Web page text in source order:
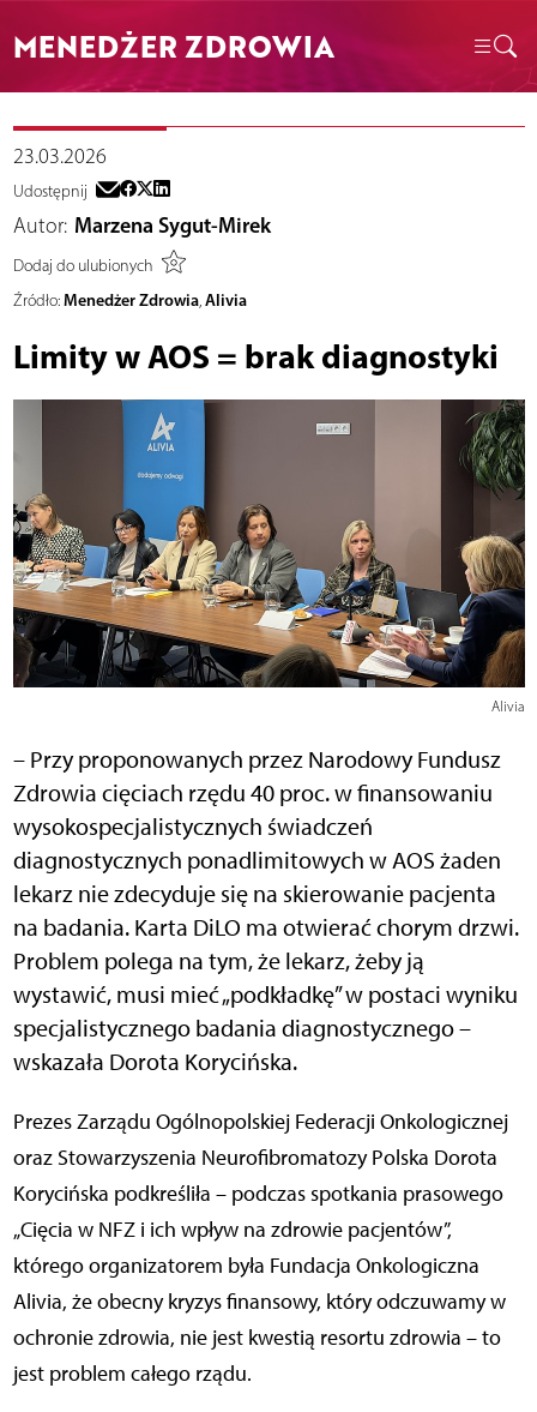
MENEDŻER ZDROWIA
23.03.2026
Udostępnij
Autor: Marzena Sygut-Mirek
Dodaj do ulubionych
Źródło: Menedżer Zdrowia,Alivia
Limity w AOS = brak diagnostyki
Alivia
– Przy proponowanych przez Narodowy Fundusz
Zdrowia cięciach rzędu 40 proc. w finansowaniu
wysokospecjalistycznych świadczeń
diagnostycznych ponadlimitowych w AOS żaden
lekarz nie zdecyduje się na skierowanie pacjenta
na badania. Karta DiLO ma otwierać chorym drzwi.
Problem polega na tym, że lekarz, żeby ją
wystawić, musi mieć „podkładkę” w postaci wyniku
specjalistycznego badania diagnostycznego –
wskazała Dorota Korycińska.
Prezes Zarządu Ogólnopolskiej Federacji Onkologicznej
oraz Stowarzyszenia Neurofibromatozy Polska Dorota
Korycińska podkreśliła – podczas spotkania prasowego
„Cięcia w NFZ i ich wpływ na zdrowie pacjentów”,
którego organizatorem była Fundacja Onkologiczna
Alivia, że obecny kryzys finansowy, który odczuwamy w
ochronie zdrowia, nie jest kwestią resortu zdrowia – to
jest problem całego rządu.